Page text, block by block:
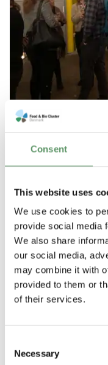
Consent
This website uses
We use cookies to
provide social media
We also share
our social media,
may combine it with
provided to them or
of their services.
Selection
Necessary